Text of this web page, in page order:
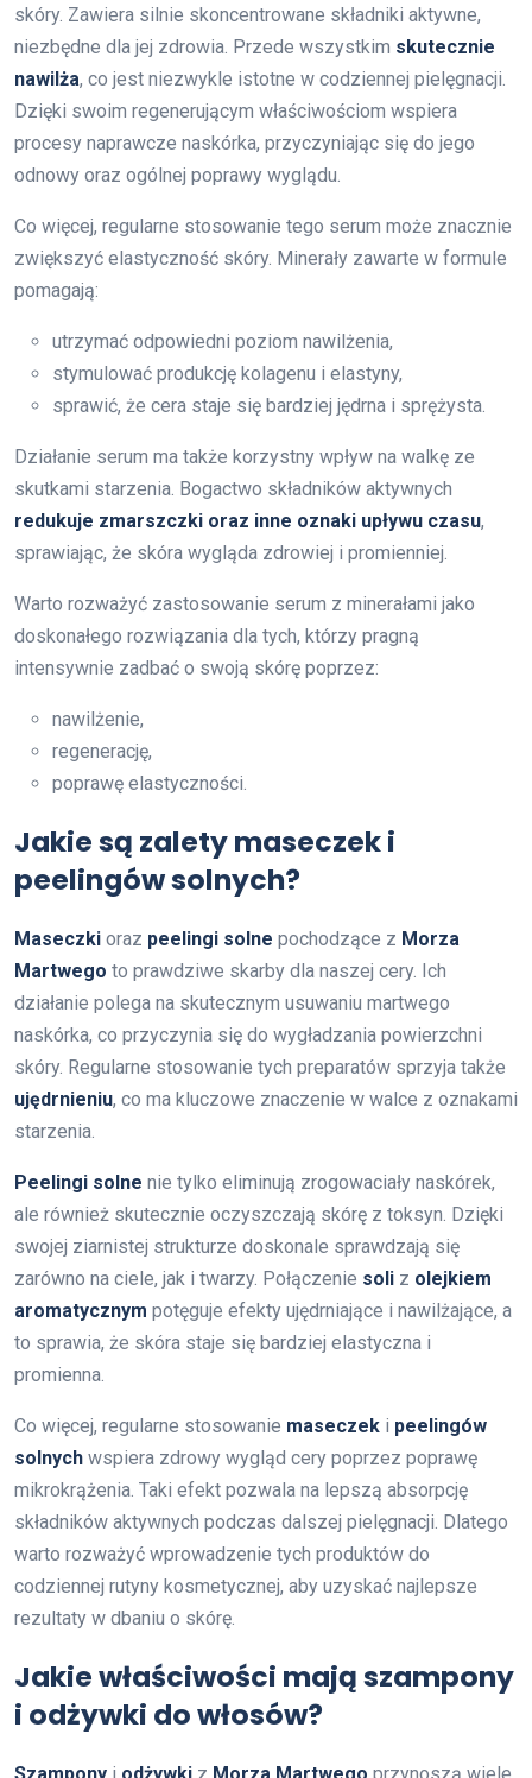
skóry. Zawiera silnie skoncentrowane składniki aktywne,
niezbędne dla jej zdrowia. Przede wszystkim skutecznie
nawilża, co jest niezwykle istotne w codziennej pielęgnacji.
Dzięki swoim regenerującym właściwościom wspiera
procesy naprawcze naskórka, przyczyniając się do jego
odnowy oraz ogólnej poprawy wyglądu.
Co więcej, regularne stosowanie tego serum może znacznie
zwiększyć elastyczność skóry. Minerały zawarte w formule
pomagają:
utrzymać odpowiedni poziom nawilżenia,
stymulować produkcję kolagenu i elastyny,
sprawić, że cera staje się bardziej jędrna i sprężysta.
Działanie serum ma także korzystny wpływ na walkę ze
skutkami starzenia. Bogactwo składników aktywnych
redukuje zmarszczki oraz inne oznaki upływu czasu,
sprawiając, że skóra wygląda zdrowiej i promienniej.
Warto rozważyć zastosowanie serum z minerałami jako
doskonałego rozwiązania dla tych, którzy pragną
intensywnie zadbać o swoją skórę poprzez:
nawilżenie,
regenerację,
poprawę elastyczności.
Jakie są zalety maseczek i
peelingów solnych?
Maseczki oraz peelingi solne pochodzące z Morza
Martwego to prawdziwe skarby dla naszej cery. Ich
działanie polega na skutecznym usuwaniu martwego
naskórka, co przyczynia się do wygładzania powierzchni
skóry. Regularne stosowanie tych preparatów sprzyja także
ujędrnieniu, co ma kluczowe znaczenie w walce z oznakami
starzenia.
Peelingi solne nie tylko eliminują zrogowaciały naskórek,
ale również skutecznie oczyszczają skórę z toksyn. Dzięki
swojej ziarnistej strukturze doskonale sprawdzają się
zarówno na ciele, jak i twarzy. Połączenie soli z olejkiem
aromatycznym potęguje efekty ujędrniające i nawilżające, a
to sprawia, że skóra staje się bardziej elastyczna i
promienna.
Co więcej, regularne stosowanie maseczek i peelingów
solnych wspiera zdrowy wygląd cery poprzez poprawę
mikrokrążenia. Taki efekt pozwala na lepszą absorpcję
składników aktywnych podczas dalszej pielęgnacji. Dlatego
warto rozważyć wprowadzenie tych produktów do
codziennej rutyny kosmetycznej, aby uzyskać najlepsze
rezultaty w dbaniu o skórę.
Jakie właściwości mają szampony
i odżywki do włosów?